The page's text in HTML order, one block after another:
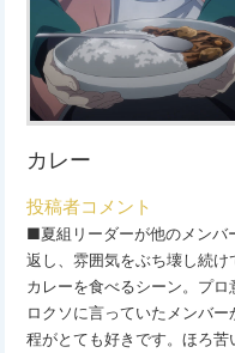
カレー
投稿者コメント
■夏組リーダーが他のメンバ
返し、雰囲気をぶち壊し続
カレーを食べるシーン。プ
ロクソに言っていたメンバ
程がとても好きです。ほろ